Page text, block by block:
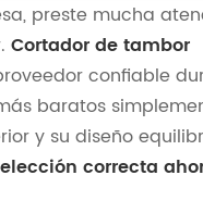
preste mucha
Cortador de tambor
confiable
baratos
y su diseño
correcta